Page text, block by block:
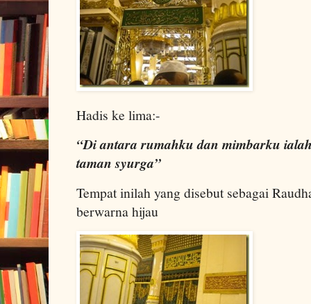
Hadis ke lima:-
“Di antara rumahku dan mimbarku
taman syurga”
Tempat inilah yang disebut sebagai
berwarna hijau